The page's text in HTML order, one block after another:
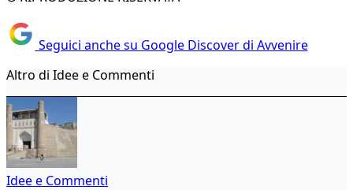
Seguici anche su Google Discover di Avvenire
Altro di Idee e Commenti
Idee e Commenti